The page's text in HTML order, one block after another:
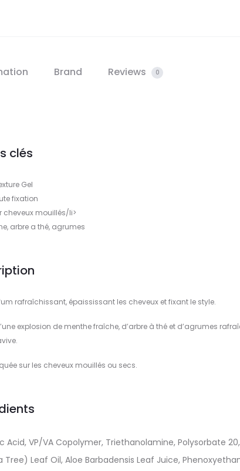
Brand Reviews 0
clés
Gel
fixation
cheveux mouillés/li>
arbre a thé, agrumes
rafraîchissant, épaississant les cheveux et fixant le style.
explosion de menthe fraîche, d’arbre à thé et d’agrumes
sur les cheveux mouillés ou secs.
VP/VA Copolymer, Triethanolamine, Polysorbate 20,
Leaf Oil, Aloe Barbadensis Leaf Juice,